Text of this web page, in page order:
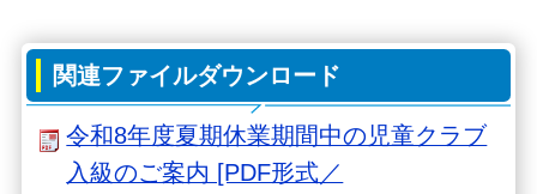
関連ファイルダウンロード
令和8年度夏期休業期間中の児童クラブ
入級のご案内 [PDF形式／